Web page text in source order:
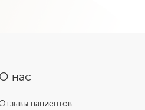
О нас
пациентов